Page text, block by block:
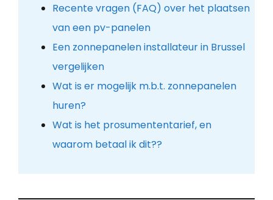
Recente vragen (FAQ) over het plaatsen
van een pv-panelen
Een zonnepanelen installateur in Brussel
vergelijken
Wat is er mogelijk m.b.t. zonnepanelen
huren?
Wat is het prosumententarief, en
waarom betaal ik dit??